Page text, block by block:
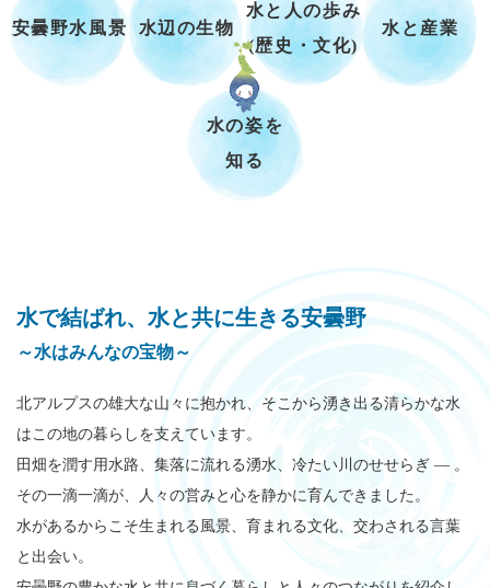
安曇野水風景 水辺の生物
水と人の歩み
(歴史・文化)
水と産業
水の姿を
知る
文
水で結ばれ、水と共に生きる安曇野
～水はみんなの宝物～
北アルプスの雄大な山々に抱かれ、そこから湧き出る清らかな水
はこの地の暮らしを支えています。
田畑を潤す用水路、集落に流れる湧水、冷たい川のせせらぎ — 。
その一滴一滴が、人々の営みと心を静かに育んできました。
水があるからこそ生まれる風景、育まれる文化、交わされる言葉
と出会い。